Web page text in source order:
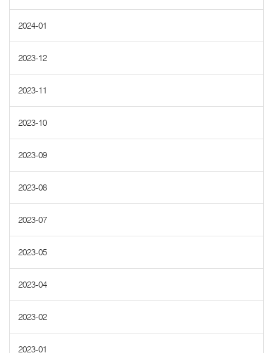
2024-01
2023-12
2023-11
2023-10
2023-09
2023-08
2023-07
2023-05
2023-04
2023-02
2023-01